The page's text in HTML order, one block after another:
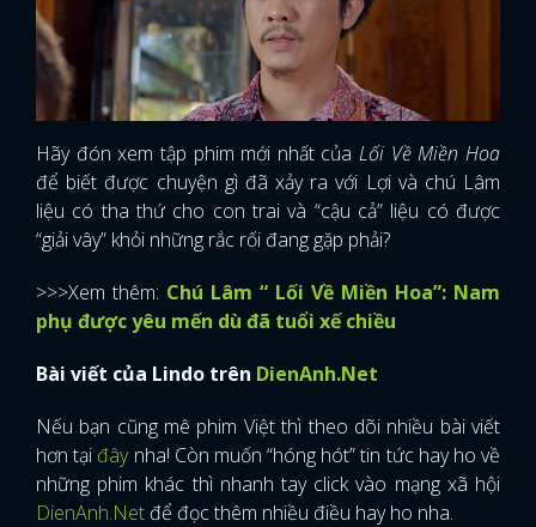
Hãy đón xem tập phim mới nhất củaLối Về Miền Hoa
để biết được chuyện gì đã xảy ra với Lợi và chú Lâm
liệu có tha thứ cho con trai và “cậu cả” liệu có được
“giải vây” khỏi những rắc rối đang gặp phải?
>>>Xem thêm: Chú Lâm “ Lối Về Miền Hoa”: Nam
phụ được yêu mến dù đã tuổi xế chiều
Bài viết của Lindo trên DienAnh.Net
Nếu bạn cũng mê phim Việt thì theo dõi nhiều bài viết
hơn tại đâynha! Còn muốn “hóng hót” tin tức hay ho về
những phim khác thì nhanh tay click vào mạng xã hội
DienAnh.Net để đọc thêm nhiều điều hay ho nha.